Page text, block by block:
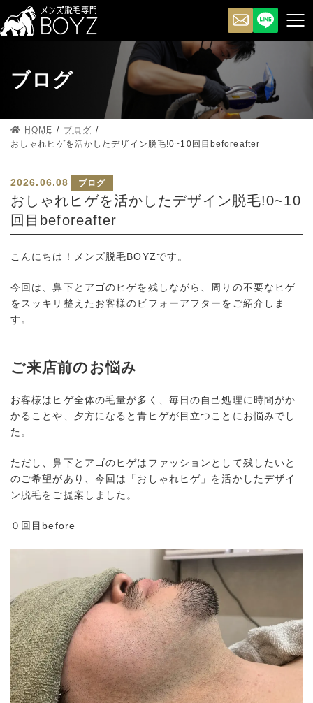
ブログ
HOME
ブログ
おしゃれヒゲを活かしたデザイン脱毛!0~10回目beforeafter
2026.06.08 ブログ
おしゃれヒゲを活かしたデザイン脱毛!0~10
回目beforeafter
こんにちは！メンズ脱毛BOYZです。
今回は、鼻下とアゴのヒゲを残しながら、周りの不要なヒゲ
をスッキリ整えたお客様のビフォーアフターをご紹介しま
す。
ご来店前のお悩み
お客様はヒゲ全体の毛量が多く、毎日の自己処理に時間がか
かることや、夕方になると青ヒゲが目立つことにお悩みでし
た。
ただし、鼻下とアゴのヒゲはファッションとして残したいと
のご希望があり、今回は「おしゃれヒゲ」を活かしたデザイ
ン脱毛をご提案しました。
０回目before